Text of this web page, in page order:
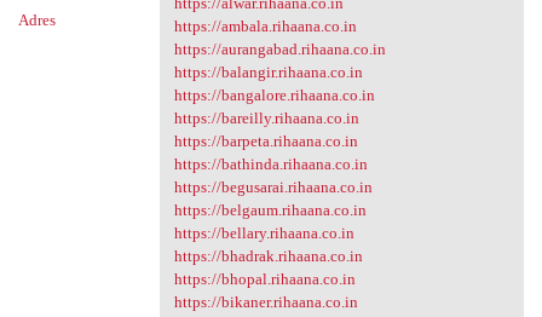
Adres
https://ambala.rihaana.co.in
https://aurangabad.rihaana.co.in
https://balangir.rihaana.co.in
https://bangalore.rihaana.co.in
https://bareilly.rihaana.co.in
https://barpeta.rihaana.co.in
https://bathinda.rihaana.co.in
https://begusarai.rihaana.co.in
https://belgaum.rihaana.co.in
https://bellary.rihaana.co.in
https://bhadrak.rihaana.co.in
https://bhopal.rihaana.co.in
https://bikaner.rihaana.co.in